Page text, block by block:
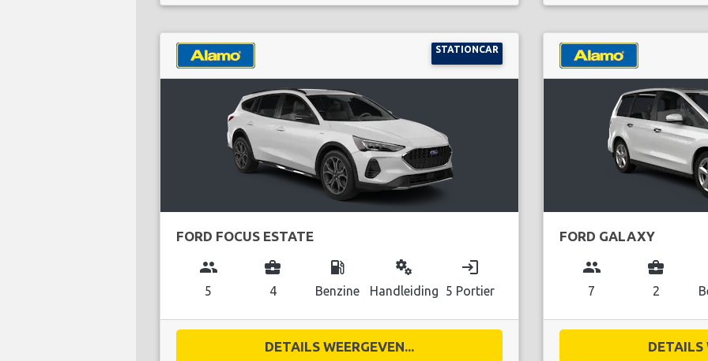
STATIONCAR
FORD FOCUS ESTATE
group
5
business_center
4
local_gas_station
Benzine
miscellaneous_services
Handleiding
login
5 Portier
DETAILS WEERGEVEN...
FORD GALAXY
group
7
business_center
2
DETAILS